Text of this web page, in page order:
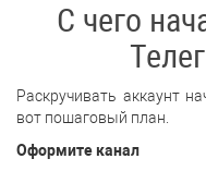
С чего
Раскручивать аккаунт
вот пошаговый план.
Оформите канал